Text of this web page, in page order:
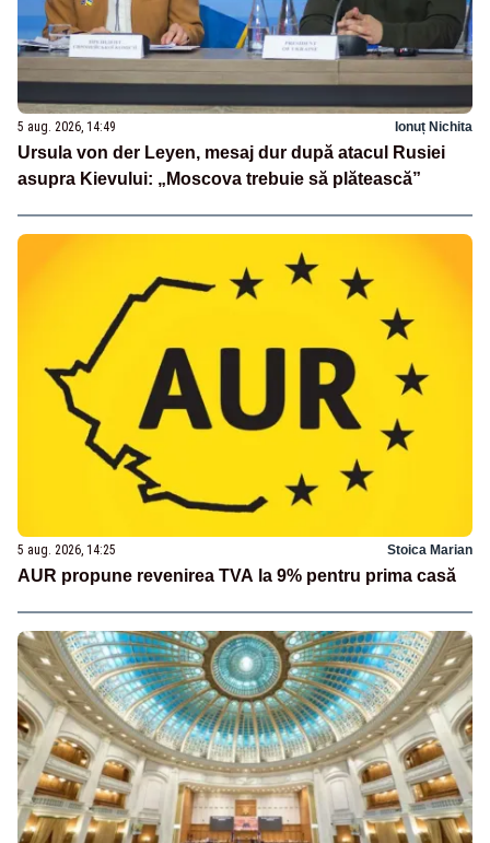
5 aug. 2026, 14:49 Ionuț Nichita
Ursula von der Leyen, mesaj dur după atacul Rusiei
asupra Kievului: „Moscova trebuie să plătească”
5 aug. 2026, 14:25 Stoica Marian
AUR propune revenirea TVA la 9% pentru prima casă